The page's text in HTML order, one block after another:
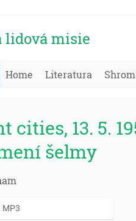
lidová misie
Home Literatura
cities, 13. 5.
šelmy
MP3